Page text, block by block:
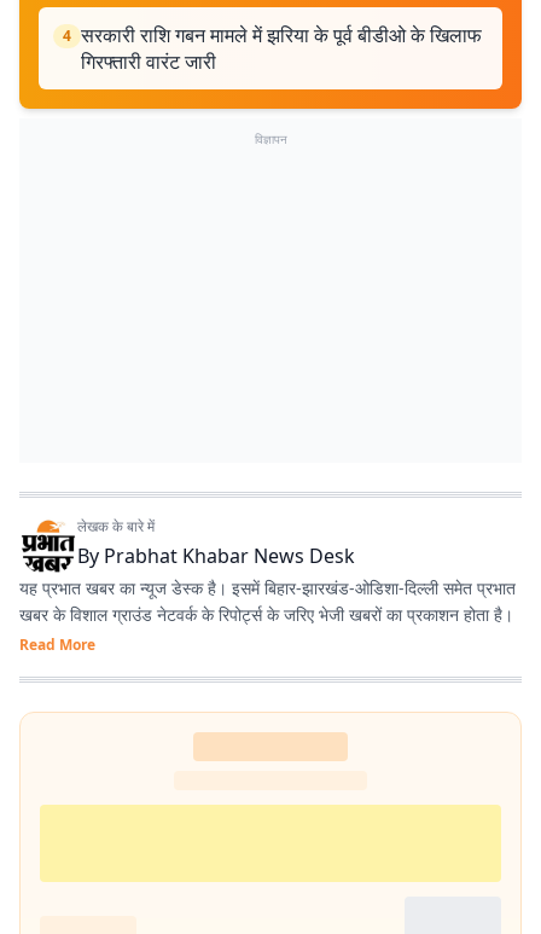
4 सरकारी राशि गबन मामले में झरिया के पूर्व बीडीओ के खिलाफ
गिरफ्तारी वारंट जारी
विज्ञापन
लेखक के बारे में
By Prabhat Khabar News Desk
यह प्रभात खबर का न्यूज डेस्क है। इसमें बिहार-झारखंड-ओडिशा-दिल्‍ली समेत प्रभात
खबर के विशाल ग्राउंड नेटवर्क के रिपोर्ट्स के जरिए भेजी खबरों का प्रकाशन होता है।
Read More